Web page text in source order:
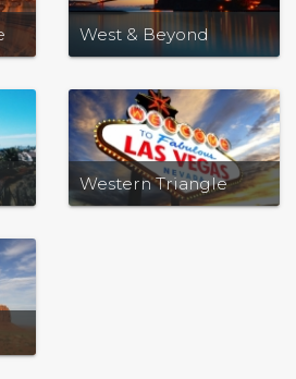
West & Beyond
Western Triangle